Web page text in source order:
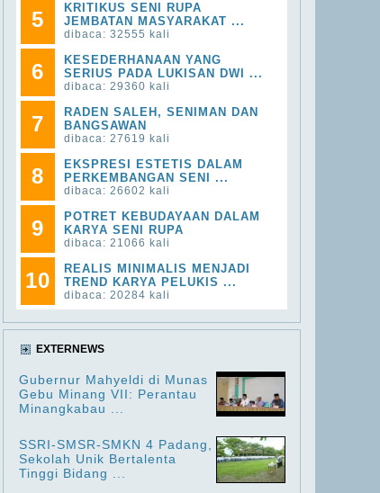
5
KRITIKUS SENI RUPA
JEMBATAN MASYARAKAT ...
dibaca: 32555 kali
6
KESEDERHANAAN YANG
SERIUS PADA LUKISAN DWI ...
dibaca: 29360 kali
7
RADEN SALEH, SENIMAN DAN
BANGSAWAN
dibaca: 27619 kali
8
EKSPRESI ESTETIS DALAM
PERKEMBANGAN SENI ...
dibaca: 26602 kali
9
POTRET KEBUDAYAAN DALAM
KARYA SENI RUPA
dibaca: 21066 kali
10
REALIS MINIMALIS MENJADI
TREND KARYA PELUKIS ...
dibaca: 20284 kali
EXTERNEWS
Gubernur Mahyeldi di Munas
Gebu Minang VII: Perantau
Minangkabau ...
SSRI-SMSR-SMKN 4 Padang,
Sekolah Unik Bertalenta
Tinggi Bidang ...